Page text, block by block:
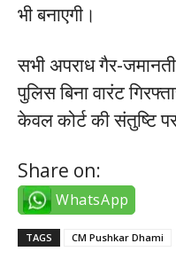
भी बनाएगी।
सभी अपराध गैर-
पुलिस बिना वारंट
केवल कोर्ट की संतुष्टि
Share on:
WhatsApp
TAGS CM Pushkar Dhami